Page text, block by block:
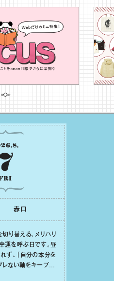
.8.
⾚⼝
り替える、メリハリ
運を呼ぶ⽇です。昼
ず、「⾃分の本分を
レない軸をキープし